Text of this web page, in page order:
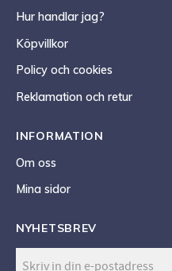
Hur handlar jag?
Köpvillkor
Policy och cookies
Reklamation och retur
INFORMATION
Om oss
Mina sidor
NYHETSBREV